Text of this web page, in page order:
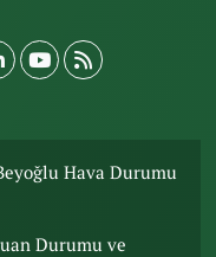
Hava Durumu
Durumu ve